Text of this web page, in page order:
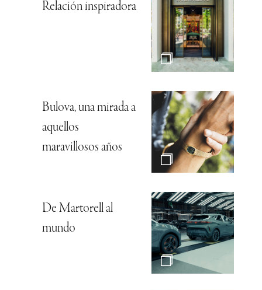
Relación inspiradora
Bulova, una mirada a
aquellos
maravillosos años
De Martorell al
mundo